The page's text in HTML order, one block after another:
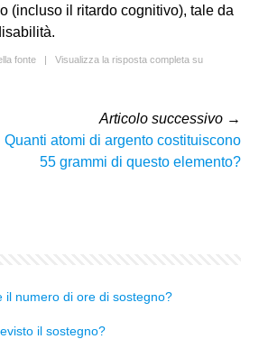
(incluso il ritardo cognitivo), tale da
fonte | Visualizza la risposta completa su
Articolo successivo →
Quanti atomi di argento costituiscono
55 grammi di questo elemento?
il numero di ore di sostegno?
il sostegno?